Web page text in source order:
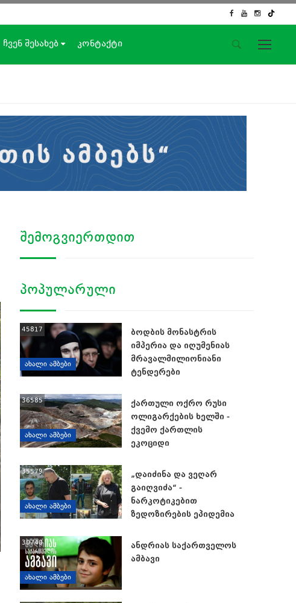
საიტის მენიუ
ჟურნალისტური გამოძიება
ქართული საქმე
ჩვენ შესახებ
კონტაქტი
ჩვენ შესახებ კონტაქტი
ᲨᲔᲛᲝᲒᲕᲘᲔᲠᲗᲓᲘᲗ
ᲞᲝᲞᲣᲚᲐᲠᲣᲚᲘ
ᲐᲮᲐᲚᲘ ᲐᲛᲑᲔᲑᲘ
45817
ბოდბის მონასტრის
იმპერია და იღუმენიას
მრავალმილიონიანი
ტენდერები
ᲐᲮᲐᲚᲘ ᲐᲛᲑᲔᲑᲘ
36585
ქართული ოქრო რუსი
ოლიგარქების ხელში -
ქვემო ქართლის
ეკოციდი
ᲐᲮᲐᲚᲘ ᲐᲛᲑᲔᲑᲘ
35579
„დაიძინა და ვეღარ
გაიღვიძა“ -
ნარკოტიკებით
ზედოზირების ეპიდემია
ᲐᲮᲐᲚᲘ ᲐᲛᲑᲔᲑᲘ
30740
ანდრიას საქართველოს
ამბავი